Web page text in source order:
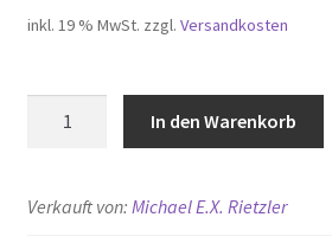
inkl. 19 % MwSt. zzgl. Versandkosten
In den Warenkorb
Verkauft von: Michael E.X. Rietzler